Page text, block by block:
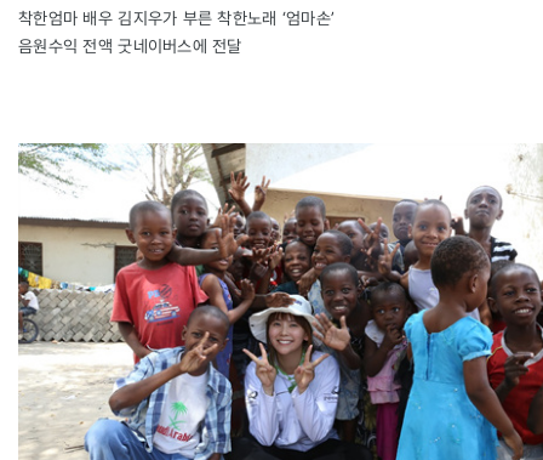
착한엄마 배우 김지우가 부른 착한노래 ‘엄마손’
음원수익 전액 굿네이버스에 전달